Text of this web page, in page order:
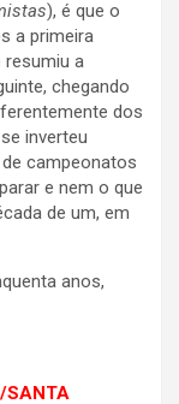
), é que o
a primeira
resumiu a
chegando
dos
inverteu
campeonatos
e nem o que
de um, em
anos,
SANTA